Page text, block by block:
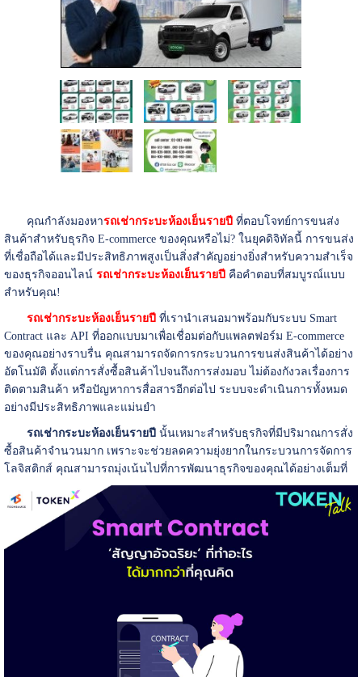
คุณกำลังมองหารถเช่ากระบะห้องเย็นรายปี ที่ตอบโจทย์การขนส่ง
สินค้าสำหรับธุรกิจ E-commerce ของคุณหรือไม่? ในยุคดิจิทัลนี้ การขนส่ง
ที่เชื่อถือได้และมีประสิทธิภาพสูงเป็นสิ่งสำคัญอย่างยิ่งสำหรับความสำเร็จ
ของธุรกิจออนไลน์ รถเช่ากระบะห้องเย็นรายปี คือคำตอบที่สมบูรณ์แบบ
สำหรับคุณ!
รถเช่ากระบะห้องเย็นรายปี ที่เรานำเสนอมาพร้อมกับระบบ Smart
Contract และ API ที่ออกแบบมาเพื่อเชื่อมต่อกับแพลตฟอร์ม E-commerce
ของคุณอย่างราบรื่น คุณสามารถจัดการกระบวนการขนส่งสินค้าได้อย่าง
อัตโนมัติ ตั้งแต่การสั่งซื้อสินค้าไปจนถึงการส่งมอบ ไม่ต้องกังวลเรื่องการ
ติดตามสินค้า หรือปัญหาการสื่อสารอีกต่อไป ระบบจะดำเนินการทั้งหมด
อย่างมีประสิทธิภาพและแม่นยำ
รถเช่ากระบะห้องเย็นรายปี นั้นเหมาะสำหรับธุรกิจที่มีปริมาณการสั่ง
ซื้อสินค้าจำนวนมาก เพราะจะช่วยลดความยุ่งยากในกระบวนการจัดการ
โลจิสติกส์ คุณสามารถมุ่งเน้นไปที่การพัฒนาธุรกิจของคุณได้อย่างเต็มที่